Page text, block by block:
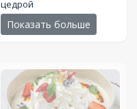
цедрой
Показать больше